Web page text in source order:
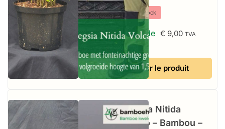
⤫Hors stock
À partir de € 9,00 TVA
incluse
Voir le produit
Fargesia Nitida
Volcano – Bambou –